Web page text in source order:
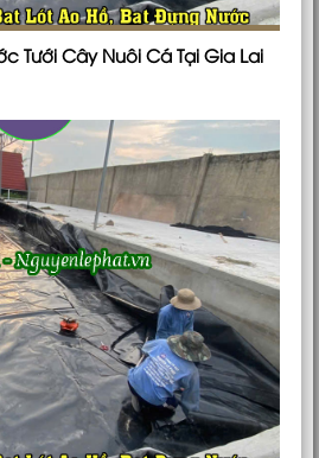
Tưới Cây Nuôi Cá Tại Gia Lai